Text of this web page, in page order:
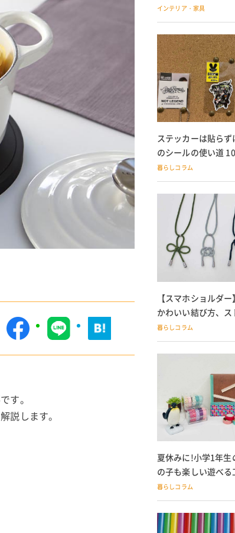
す。
説します。
の子どもにも
インテリア・家具
ステッカーは貼ら
のシールの使い道
の飾り方も
暮らしコラム
【スマホショルダ
かわいい結び方、
ちる人必見
暮らしコラム
夏休みに!小学1年生
の子も楽しい遊べ
ック貯金箱も
暮らしコラム